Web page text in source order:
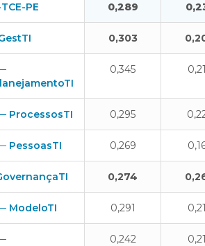
PE 0,289
0,303
0,345
ProcessosTI 0,295
PessoasTI 0,269
0,274
ModeloTI 0,291
0,242